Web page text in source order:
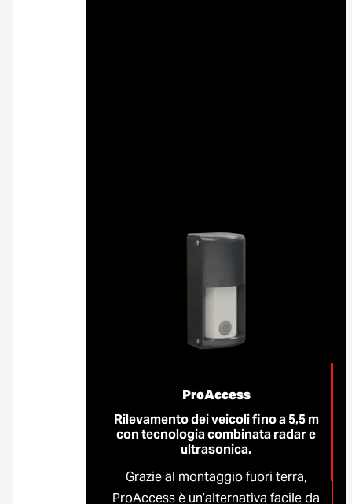
ProAccess
Rilevamento dei veicoli fino a 5,5 m
con tecnologia combinata radar e
ultrasonica.
Grazie al montaggio fuori terra,
ProAccess è un’alternativa facile da